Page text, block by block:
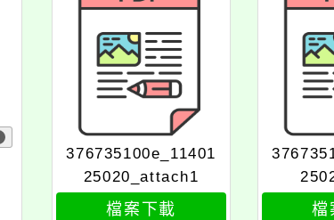
376735100e_11401
25020_attach1
檔案下載 檔